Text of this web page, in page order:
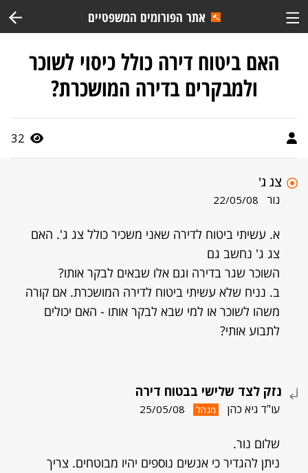
אתר הפורומים המשפטיים
האם ביטוח דירה כולל כיסוי לשוכר
ולמבקרים בדירה המושכרת?
32
צג ג'
נור 22/05/08
א. עשיתי ביטוח לדירה שאני משכיר כולל צג ג'. האם
צג ג' נחשב גם
השוכר שגר בדירה וגם אלו שבאים לבקר אותו?
ב. נניח שלא עשיתי ביטוח לדירה המושכרת. אם קורה
משהו לשוכר או למי שבא לבקר אותו - האם יכולים
לתבוע אותי?
נזק לצד שלישי בבטוח דירה
עו"ד גיא כהן מנהל 25/05/08
שלום נור.
ניתן להגדיר כי אנשים נוספים יהיו מבוטחים. צריך